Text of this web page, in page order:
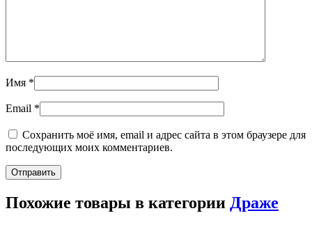
Имя *
Email *
Сохранить моё имя, email и адрес сайта в этом браузере для
последующих моих комментариев.
Похожие товары в категории Драже